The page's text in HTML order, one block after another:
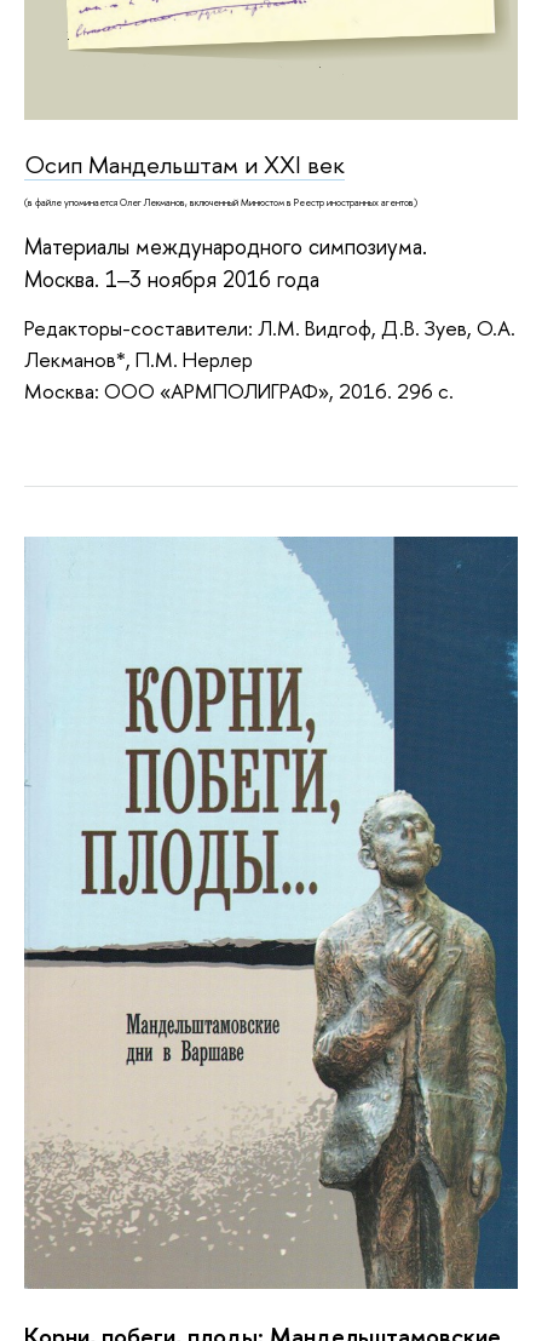
Осип Мандельштам и XXI век
(в файле упоминается Олег Лекманов, включенный Минюстом в Реестр иностранных агентов)
Материалы международного симпозиума.
Москва. 1‒3 ноября 2016 года
Редакторы-составители: Л.М. Видгоф, Д.В. Зуев, О.А.
Лекманов*, П.М. Нерлер
Москва: ООО «АРМПОЛИГРАФ», 2016. 296 с.